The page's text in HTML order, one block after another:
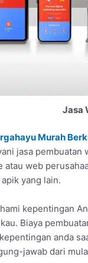
Jasa
Murah
jasa
web
yang lain.
kepentingan
Biaya
anda
jawab dari